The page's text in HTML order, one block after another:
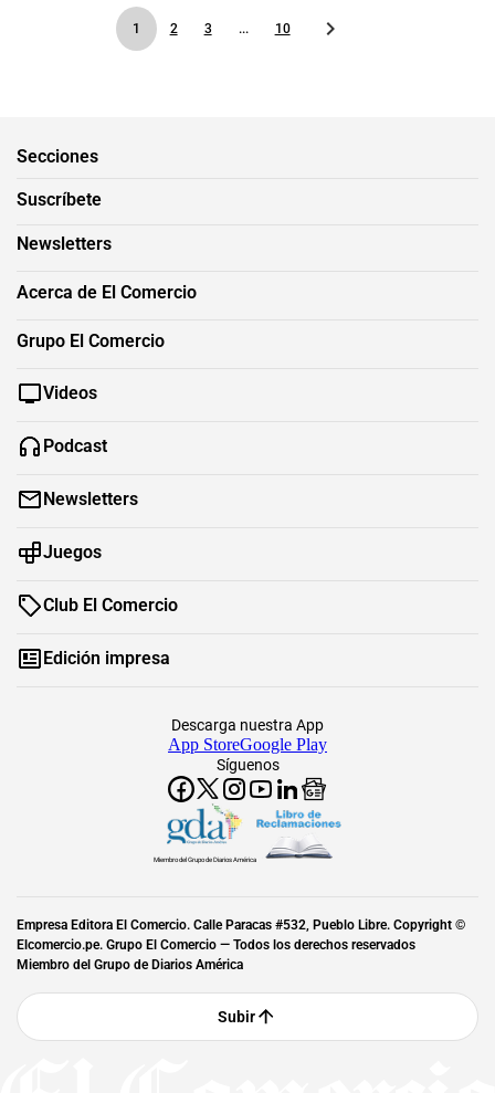
1 2 3 ... 10
Secciones
Suscríbete
Newsletters
Acerca de El Comercio
Grupo El Comercio
Videos
Podcast
Newsletters
Juegos
Club El Comercio
Edición impresa
Síguenos
Descarga nuestra App
App StoreGoogle Play
Miembro del Grupo de Diarios América
Empresa Editora El Comercio. Calle Paracas #532, Pueblo Libre. Copyright ©
Elcomercio.pe. Grupo El Comercio — Todos los derechos reservados
Miembro del Grupo de Diarios América
Subir